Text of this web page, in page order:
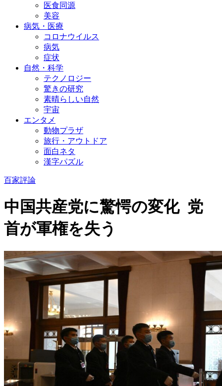
医食同源
美容
病気・医療
コロナウイルス
病気
症状
自然・科学
テクノロジー
驚きの研究
素晴らしい自然
宇宙
エンタメ
動物プラザ
旅行・アウトドア
面白ネタ
漢字パズル
百家評論
中国共産党に驚愕の変化 党
首が軍権を失う